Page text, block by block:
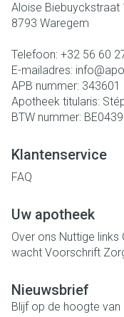
Aloise Biebuyckstraat
8793 Waregem
Telefoon: +32 56 60
E-mailadres: info@
APB nummer: 343601
Apotheek titularis:
BTW nummer:
Klantenservice
FAQ
Uw apotheek
Over ons Nuttige links
wacht Voorschrift
Nieuwsbrief
Blijf op de hoogte